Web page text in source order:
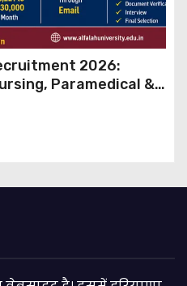
2026:
Paramedical &
Apply Through Email